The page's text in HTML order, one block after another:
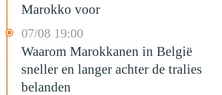
Marokko voor
07/08 19:00
Waarom Marokkanen in België
sneller en langer achter de tralies
belanden